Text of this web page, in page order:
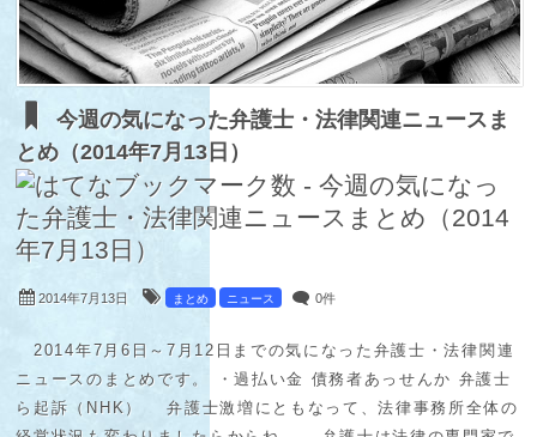
今週の気になった弁護士・法律関連ニュースま
とめ（2014年7月13日）
2014年7月13日 まとめ ニュース 0件
2014年7月6日～7月12日までの気になった弁護士・法律関連
ニュースのまとめです。 ・過払い金 債務者あっせんか 弁護士
ら起訴（NHK） 弁護士激増にともなって、法律事務所全体の